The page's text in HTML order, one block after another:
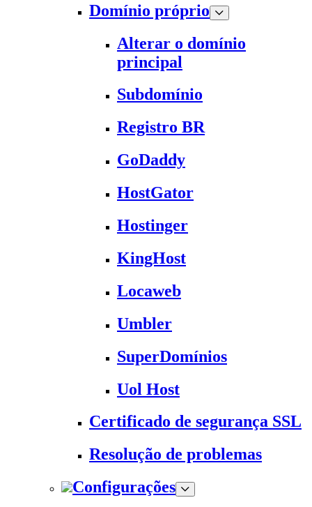
Domínio próprio
Alterar o domínio
principal
Subdomínio
Registro BR
GoDaddy
HostGator
Hostinger
KingHost
Locaweb
Umbler
SuperDomínios
Uol Host
Certificado de segurança SSL
Resolução de problemas
Configurações